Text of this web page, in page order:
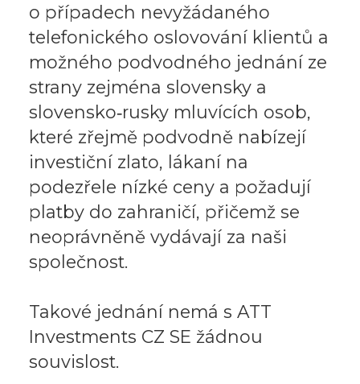
o případech nevyžádaného
telefonického oslovování klientů a
možného podvodného jednání ze
strany zejména slovensky a
slovensko‑rusky mluvících osob,
které zřejmě podvodně nabízejí
investiční zlato, lákaní na
podezřele nízké ceny a požadují
platby do zahraničí, přičemž se
neoprávněně vydávají za naši
společnost.
Takové jednání nemá s ATT
Investments CZ SE žádnou
souvislost.